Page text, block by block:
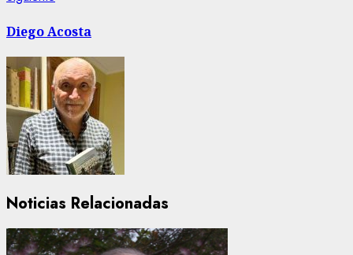
Diego Acosta
Noticias Relacionadas